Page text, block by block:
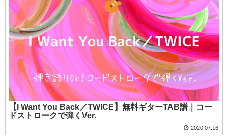
【I Want You Back／TWICE】無料ギターTAB譜｜コー
ドストロークで弾くVer.
2020.07.16